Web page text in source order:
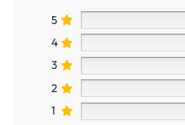
5
4
3
2
1